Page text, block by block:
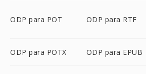
ODP para POT ODP para RTF
ODP para POTX ODP para EPUB